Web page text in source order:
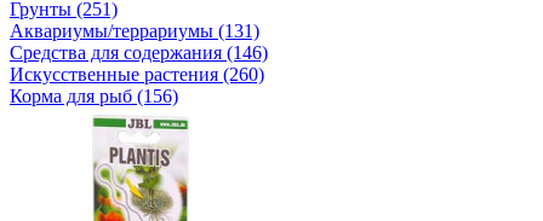
Грунты (251)
Аквариумы/террариумы (131)
Средства для содержания (146)
Искусственные растения (260)
Корма для рыб (156)